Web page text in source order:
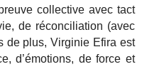
collective avec tact
de réconciliation (avec
de plus, Virginie Efira est
d’émotions, de force et